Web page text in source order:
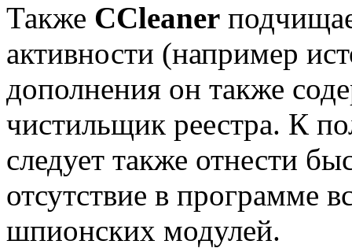
Также CCleaner
активности (например
дополнения он также
чистильщик реестра. К
следует также отнести
отсутствие в программе
шпионских модулей.